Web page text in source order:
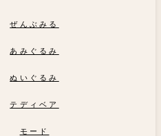
ぜんぶみる
あみぐるみ
ぬいぐるみ
テディベア
モード